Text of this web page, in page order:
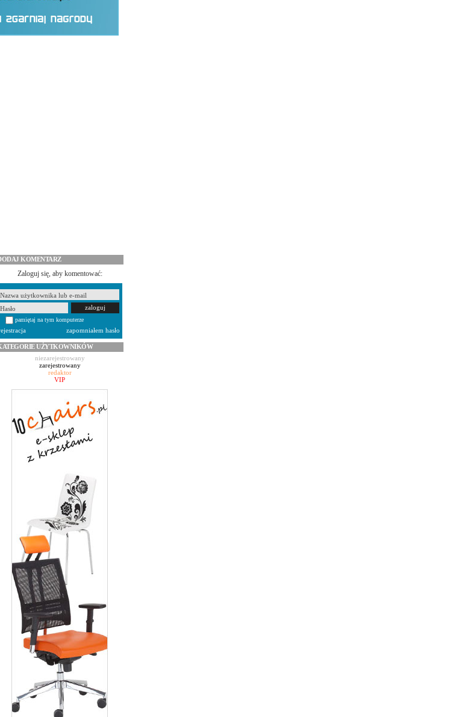
KOMENTARZ
Zaloguj się, aby komentować:
pamiętaj na tym komputerze
zapomniałem hasło
UŻYTKOWNIKÓW
niezarejestrowany
zarejestrowany
redaktor
VIP